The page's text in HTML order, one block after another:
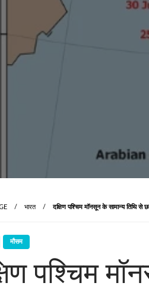
भारत दक्षिण पश्चिम मॉनसून के सामान्‍य तिथि
मौसम
पश्चिम